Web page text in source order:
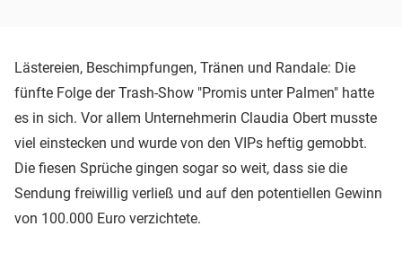
Lästereien, Beschimpfungen, Tränen und Randale: Die
fünfte Folge der Trash-Show "Promis unter Palmen" hatte
es in sich. Vor allem Unternehmerin Claudia Obert musste
viel einstecken und wurde von den VIPs heftig gemobbt.
Die fiesen Sprüche gingen sogar so weit, dass sie die
Sendung freiwillig verließ und auf den potentiellen Gewinn
von 100.000 Euro verzichtete.